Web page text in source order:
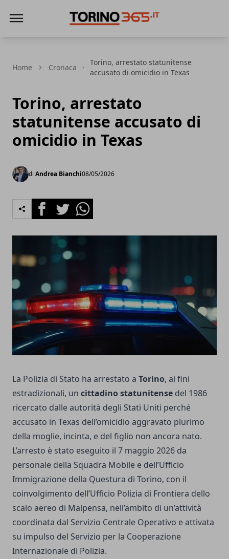
Home Cronaca
Torino, arrestato statunitense
accusato di omicidio in Texas
Torino, arrestato
statunitense accusato di
omicidio in Texas
di Andrea Bianchi08/05/2026
FacebookTwitterWhatsapp
La Polizia di Stato ha arrestato a Torino, ai fini
estradizionali, un cittadino statunitense del 1986
ricercato dalle autorità degli Stati Uniti perché
accusato in Texas dell’omicidio aggravato plurimo
della moglie, incinta, e del figlio non ancora nato.
L’arresto è stato eseguito il 7 maggio 2026 da
personale della Squadra Mobile e dell’Ufficio
Immigrazione della Questura di Torino, con il
coinvolgimento dell’Ufficio Polizia di Frontiera dello
scalo aereo di Malpensa, nell’ambito di un’attività
coordinata dal Servizio Centrale Operativo e attivata
su impulso del Servizio per la Cooperazione
Internazionale di Polizia.